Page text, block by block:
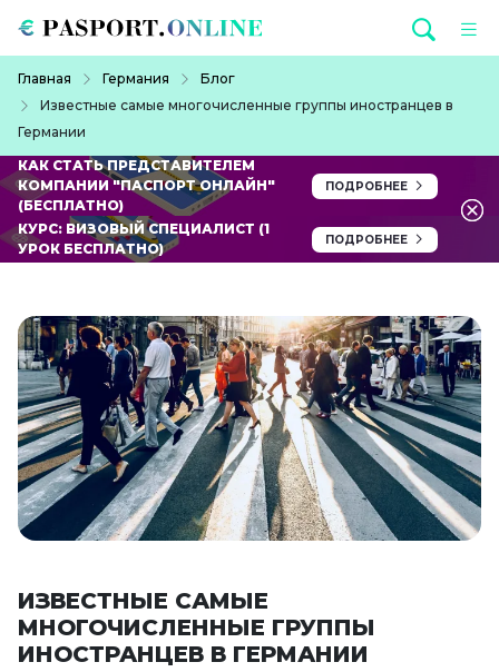
Главная Германия
Блог
Известные самые многочисленные группы иностранцев в
Германии
КАК СТАТЬ ПРЕДСТАВИТЕЛЕМ
КОМПАНИИ "ПАСПОРТ ОНЛАЙН"
(БЕСПЛАТНО)
ПОДРОБНЕЕ
КУРС: ВИЗОВЫЙ СПЕЦИАЛИСТ (1
УРОК БЕСПЛАТНО)
ПОДРОБНЕЕ
ИЗВЕСТНЫЕ САМЫЕ
МНОГОЧИСЛЕННЫЕ ГРУППЫ
ИНОСТРАНЦЕВ В ГЕРМАНИИ